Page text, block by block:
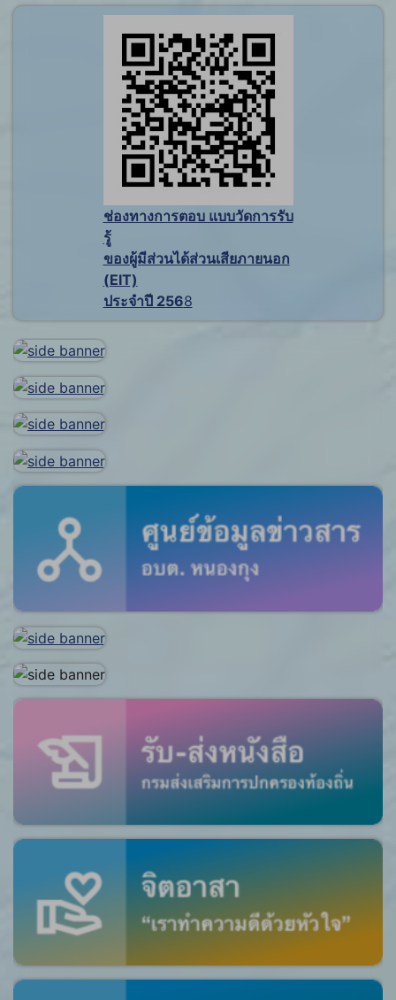
ช่องทางการตอบ แบบวัดการรับ
รู้
ของผู้มีส่วนได้ส่วนเสียภายนอก
(EIT)
ประจำปี 2568